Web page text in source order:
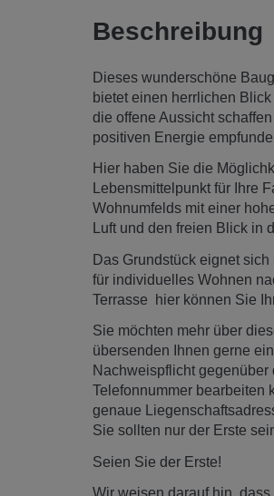
Beschreibung
Dieses wunderschöne
bietet einen herrlichen
die offene Aussicht
positiven Energie
Hier haben Sie die
Lebensmittelpunkt für Ihre
Wohnumfelds mit einer
Luft und den freien Blick in
Das Grundstück eignet
für individuelles Wohnen
Terrasse hier können Sie
Sie möchten mehr über
übersenden Ihnen gerne
Nachweispflicht gegenüber
Telefonnummer bearbeiten
genaue
Sie sollten nur der Erste
Seien Sie der Erste!